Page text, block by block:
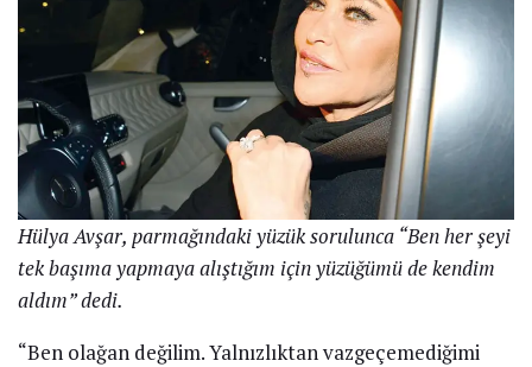
Hülya Avşar, parmağındaki yüzük sorulunca “Ben her şeyi
tek başıma yapmaya alıştığım için yüzüğümü de kendim
aldım” dedi.
“Ben olağan değilim. Yalnızlıktan vazgeçemediğimi